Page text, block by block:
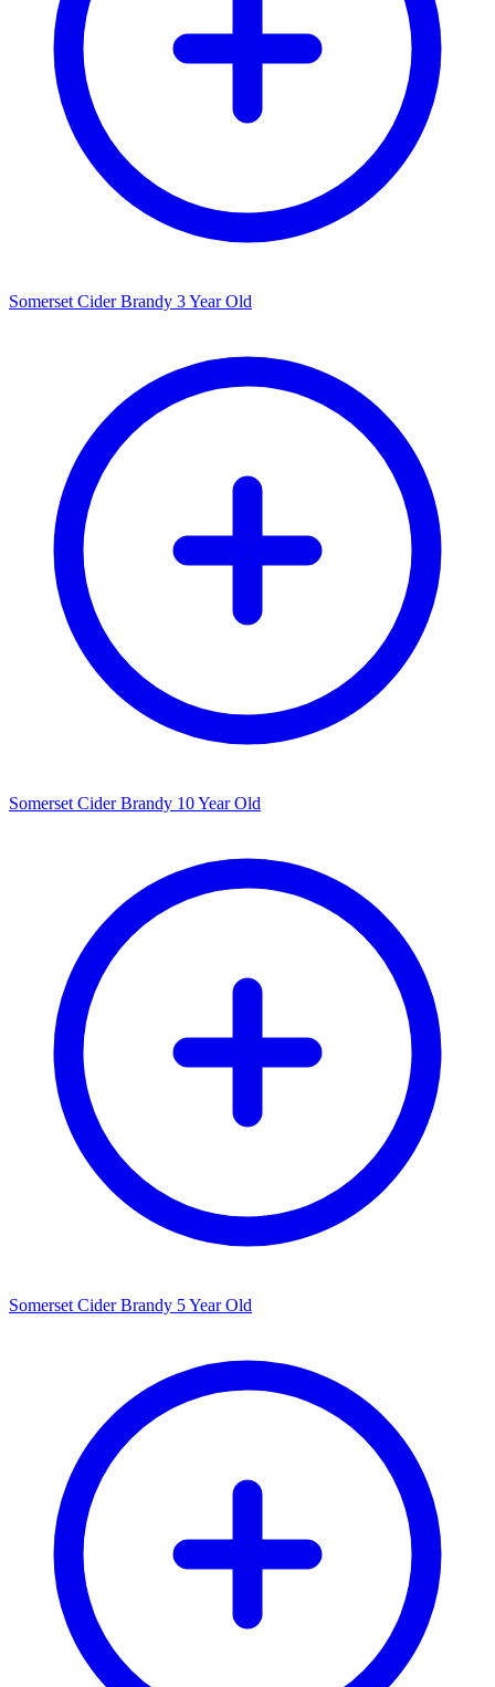
Somerset Cider Brandy 3 Year Old
Somerset Cider Brandy 10 Year Old
Somerset Cider Brandy 5 Year Old